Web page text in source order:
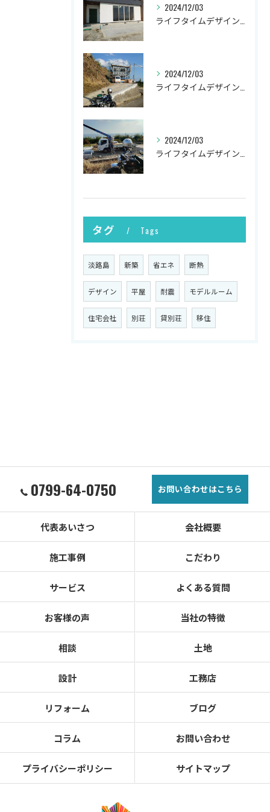
2024/12/03
2024/12/03
2024/12/03
タグ Tags
淡路島 新築 省エネ 断熱
デザイン 平屋 耐震 モデルルーム
住宅会社 別荘 貸別荘 移住
0799-64-0750 お問い合わせはこちら
代表あいさつ 会社概要
施工事例 こだわり
サービス よくある質問
お客様の声 当社の特徴
相談 土地
設計 工務店
リフォーム ブログ
コラム お問い合わせ
プライバシーポリシー サイトマップ